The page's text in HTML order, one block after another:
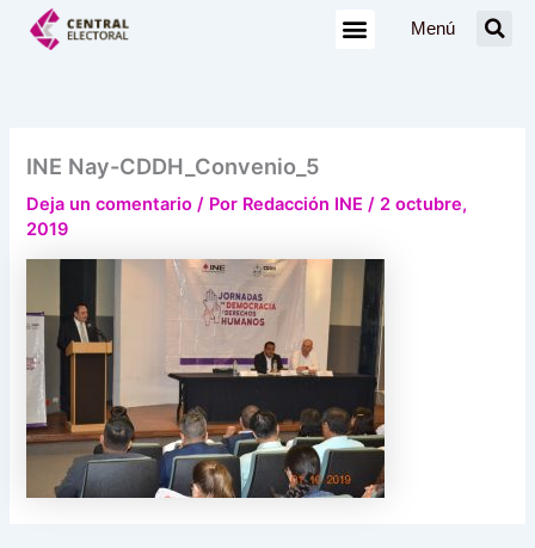
Menú
INE Nay-CDDH_Convenio_5
Deja un comentario / Por Redacción INE/ 2 octubre,
2019